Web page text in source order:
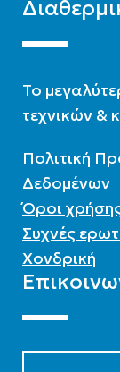
To
τεχνικών &
Πολιτική
Δεδομένων
Όροι
Συχνές
Χονδρική